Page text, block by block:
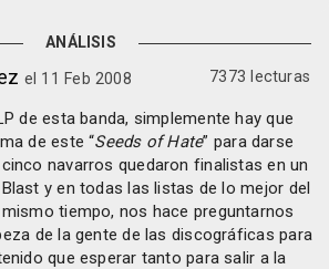
ANÁLISIS
el 11 Feb 2008 7373 lecturas
de esta banda, simplemente hay que
de este “Seeds of Hate” para darse
navarros quedaron finalistas en un
y en todas las listas de lo mejor del
tiempo, nos hace preguntarnos
de la gente de las discográficas para
que esperar tanto para salir a la